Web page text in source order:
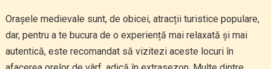
Orașele medievale sunt, de obicei, atracții turistice populare,
dar, pentru a te bucura de o experiență mai relaxată și mai
autentică, este recomandat să vizitezi aceste locuri în